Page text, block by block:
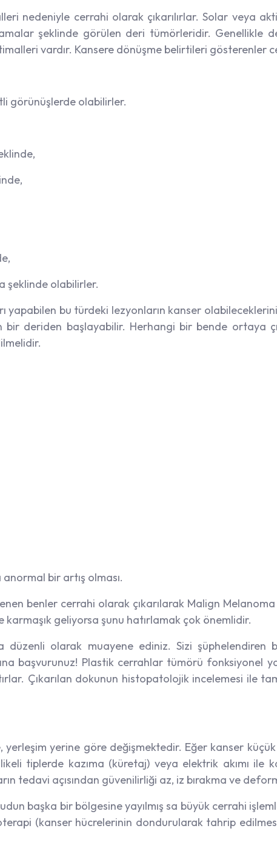
nedeniyle cerrahi olarak çıkarılırlar. Solar veya
şeklinde görülen deri tümörleridir. Genellikle
vardır. Kansere dönüşme belirtileri gösterenler
görünüşlerde olabilirler.
şeklinde olabilirler.
yapabilen bu türdeki lezyonların kanser
deriden başlayabilir. Herhangi bir bende ortaya
bir artış olması.
benler cerrahi olarak çıkarılarak Malign
karmaşık geliyorsa şunu hatırlamak çok önemlidir.
düzenli olarak muayene ediniz. Sizi şüphelendiren
başvurunuz! Plastik cerrahlar tümörü fonksiyonel
Çıkarılan dokunun histopatolojik incelemesi ile tam
yerleşim yerine göre değişmektedir. Eğer kanser
tiplerde kazıma (küretaj) veya elektrik akımı ile
tedavi açısından güvenilirliği az, iz bırakma ve
başka bir bölgesine yayılmış sa büyük cerrahi
(kanser hücrelerinin dondurularak tahrip